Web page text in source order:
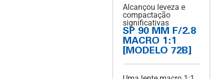
Alcançou leveza e
compactação
significativas
SP 90 MM F/2.8
MACRO 1:1
[MODELO 72B]